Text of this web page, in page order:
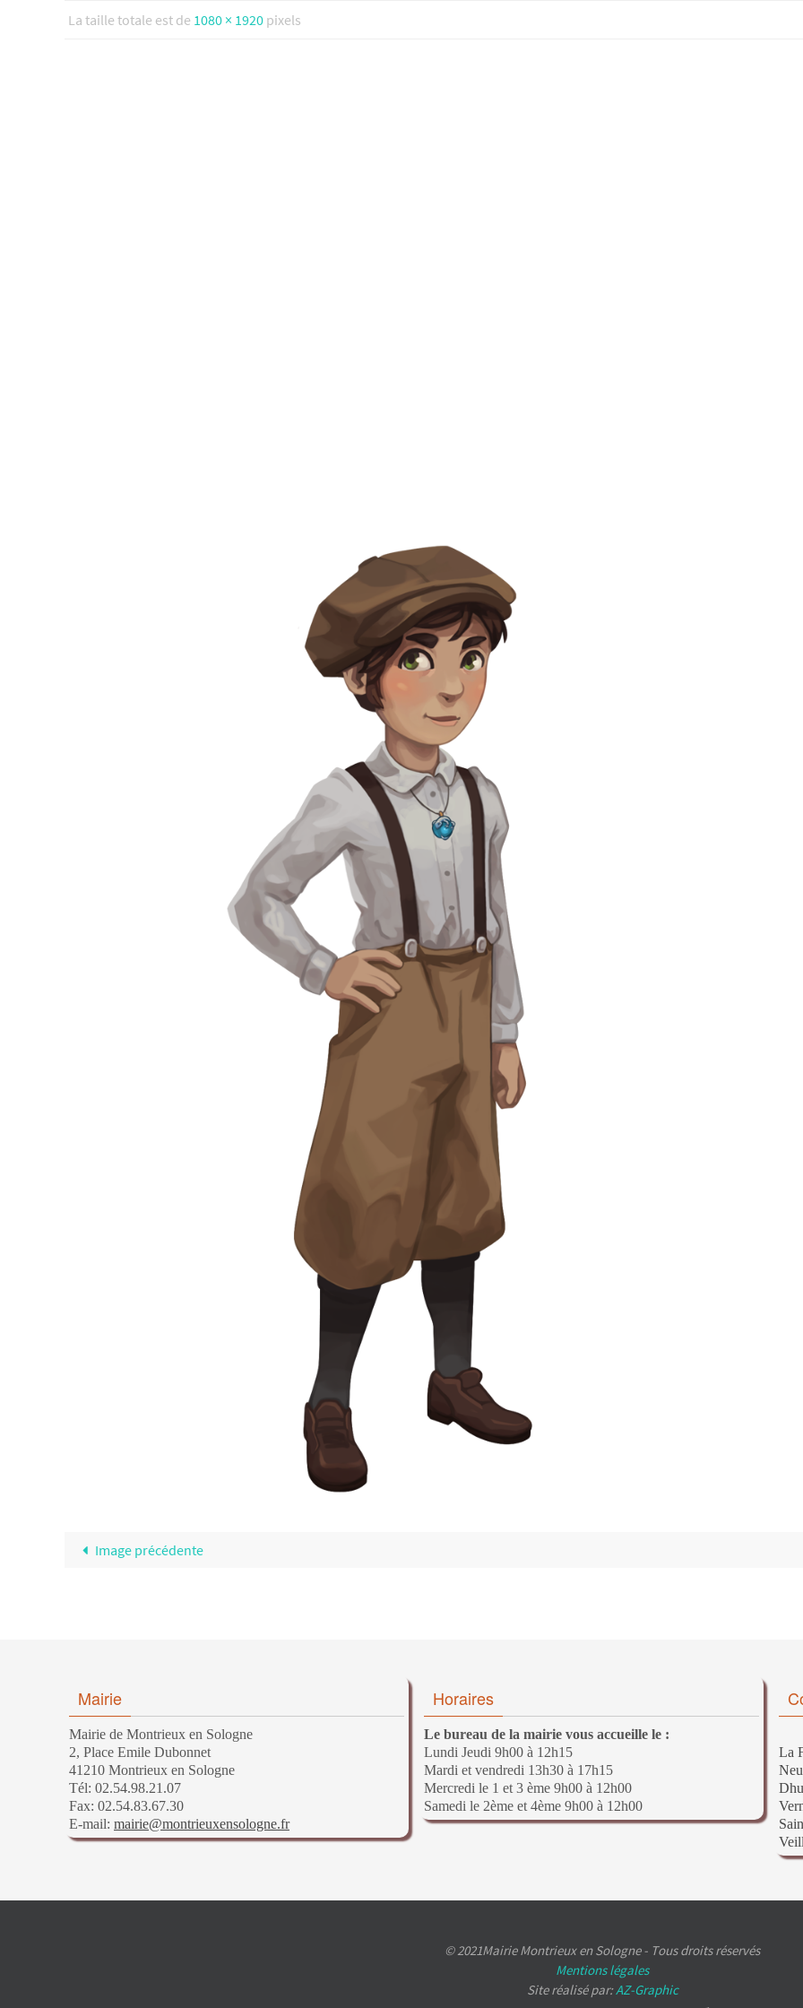
La taille totale est de 1080 × 1920 pixels
Image précédente
Mairie
Mairie de Montrieux en Sologne
2, Place Emile Dubonnet
41210 Montrieux en Sologne
Tél: 02.54.98.21.07
Fax: 02.54.83.67.30
E-mail: mairie@montrieuxensologne.fr
Horaires
Le bureau de la mairie vous accueille le :
Lundi Jeudi 9h00 à 12h15
Mardi et vendredi 13h30 à 17h15
Mercredi le 1 et 3 ème 9h00 à 12h00
Samedi le 2ème et 4ème 9h00 à 12h00
La
© 2021Mairie Montrieux en Sologne - Tous droits réservés
Mentions légales
Site réalisé par:AZ-Graphic